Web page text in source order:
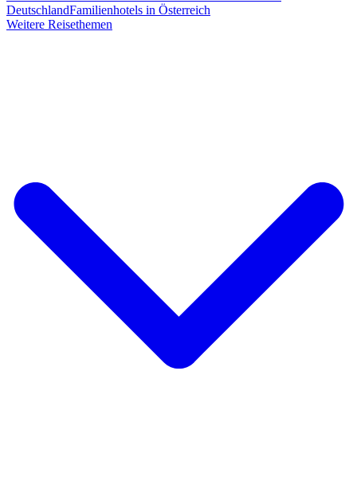
DeutschlandFamilienhotels in Österreich
Weitere Reisethemen